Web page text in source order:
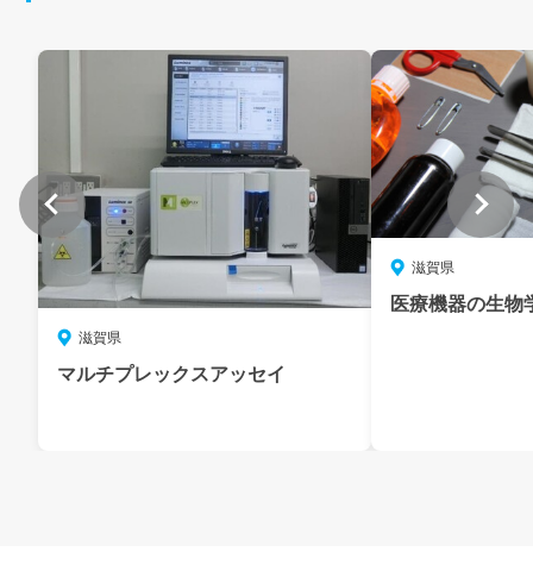
滋賀県
マルチプレックスアッセイ
滋賀県
医療機器の生物